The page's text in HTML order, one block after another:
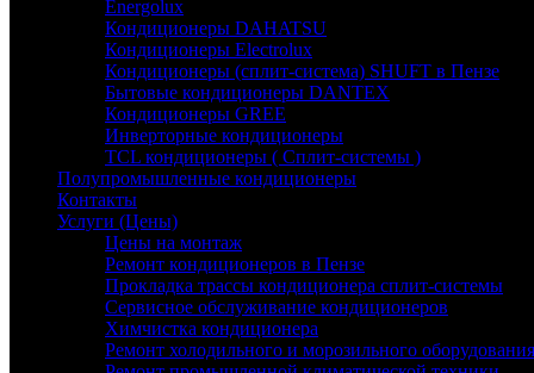
Energolux
Кондиционеры DAHATSU
Кондиционеры Electrolux
Кондиционеры (сплит-система) SHUFT в Пензе
Бытовые кондиционеры DANTEX
Кондиционеры GREE
Инверторные кондиционеры
TCL кондиционеры ( Сплит-системы )
Полупромышленные кондиционеры
Контакты
Услуги (Цены)
Цены на монтаж
Ремонт кондиционеров в Пензе
Прокладка трассы кондиционера сплит-системы
Сервисное обслуживание кондиционеров
Химчистка кондиционера
Ремонт холодильного и морозильного оборудования